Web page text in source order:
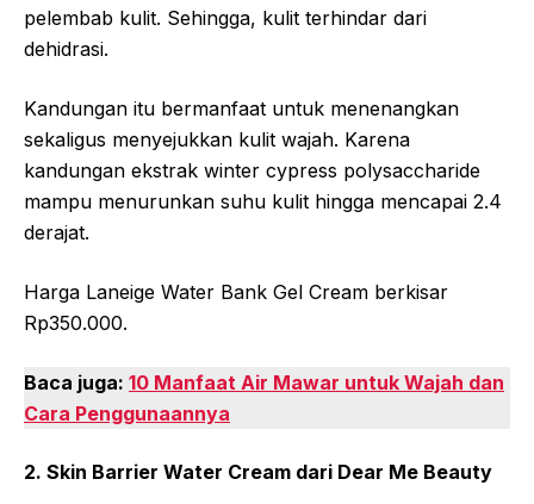
pelembab kulit. Sehingga, kulit terhindar dari
dehidrasi.
Kandungan itu bermanfaat untuk menenangkan
sekaligus menyejukkan kulit wajah. Karena
kandungan ekstrak winter cypress polysaccharide
mampu menurunkan suhu kulit hingga mencapai 2.4
derajat.
Harga Laneige Water Bank Gel Cream berkisar
Rp350.000.
Baca juga: 10 Manfaat Air Mawar untuk Wajah dan
Cara Penggunaannya
2. Skin Barrier Water Cream dari Dear Me Beauty